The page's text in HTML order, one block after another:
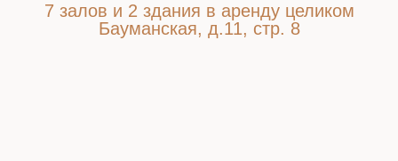
7 залов и 2 здания в аренду целиком
Бауманская, д.11, стр. 8